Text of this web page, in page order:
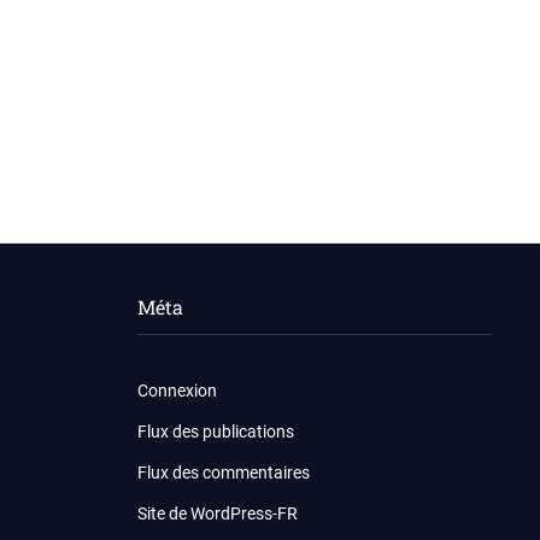
Méta
Connexion
Flux des publications
Flux des commentaires
Site de WordPress-FR